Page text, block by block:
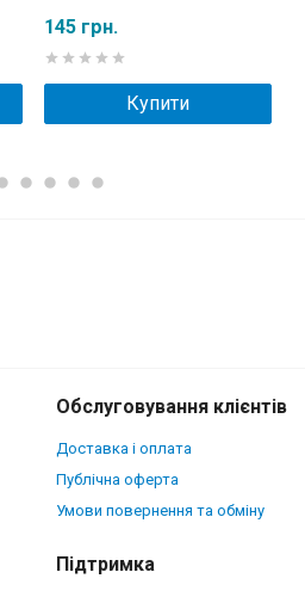
145 грн.
Купити
Обслуговування клієнтів
Доставка і оплата
Публічна оферта
Умови повернення та обміну
Підтримка